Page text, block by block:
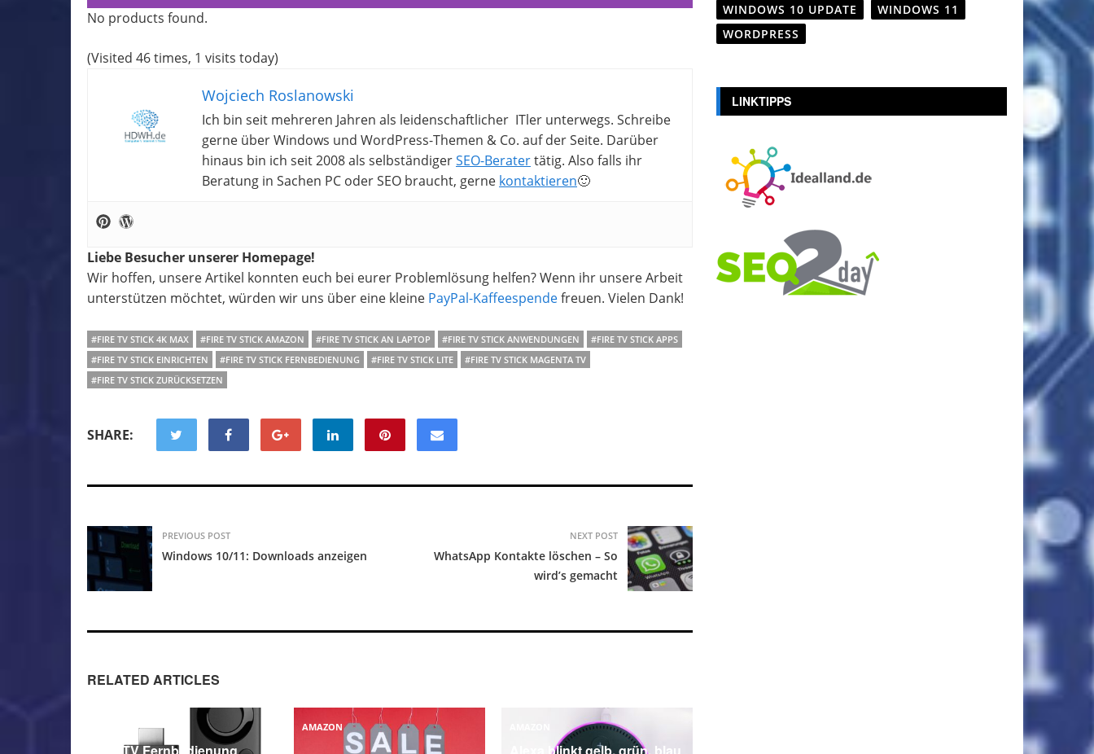
No products found.
(Visited 46 times, 1 visits today)
Wojciech Roslanowski
Ich bin seit mehreren Jahren als leidenschaftlicher ITler unterwegs. Schreibe
gerne über Windows und WordPress-Themen & Co. auf der Seite. Darüber
hinaus bin ich seit 2008 als selbständigerSEO-Beratertätig. Also falls ihr
Beratung in Sachen PC oder SEO braucht, gerne kontaktieren🙂
Liebe Besucher unserer Homepage!
Wir hoffen, unsere Artikel konnten euch bei eurer Problemlösung helfen? Wenn ihr unsere Arbeit
unterstützen möchtet, würden wir uns über eine kleine PayPal-Kaffeespendefreuen. Vielen Dank!
#FIRE TV STICK 4K MAX #FIRE TV STICK AMAZON #FIRE TV STICK AN LAPTOP #FIRE TV STICK ANWENDUNGEN
#FIRE TV STICK APPS
#FIRE TV STICK EINRICHTEN
#FIRE TV STICK FERNBEDIENUNG #FIRE TV STICK LITE
#FIRE TV STICK MAGENTA TV
#FIRE TV STICK ZURÜCKSETZEN
SHARE:
PREVIOUS POST
Windows 10/11: Downloads anzeigen
NEXT POST
WhatsApp Kontakte löschen – So
wird’s gemacht
RELATED ARTICLES
AMAZON
WINDOWS 10 UPDATE
WINDOWS 11
WORDPRESS
LINKTIPPS